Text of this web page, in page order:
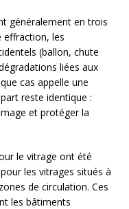
généralement en trois
effraction, les
(ballon, chute
liées aux
cas appelle une
reste identique :
et protéger la
le vitrage ont été
les vitrages situés à
de circulation. Ces
les bâtiments